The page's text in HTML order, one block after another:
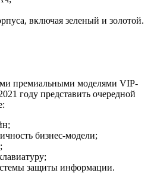
включая зеленый и золотой.
премиальными моделями VIP-
году представить очередной
бизнес-модели;
защиты информации.